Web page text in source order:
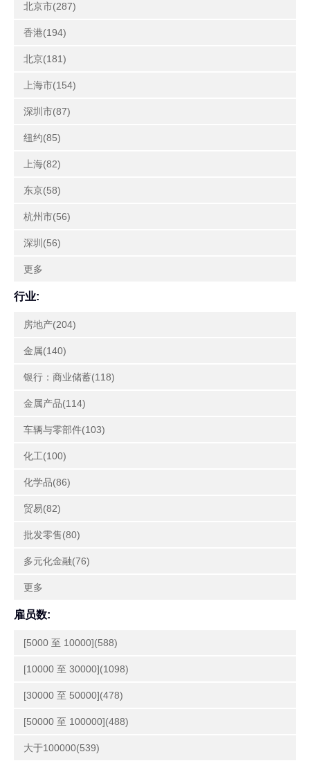
北京市(287)
香港(194)
北京(181)
上海市(154)
深圳市(87)
纽约(85)
上海(82)
东京(58)
杭州市(56)
深圳(56)
更多
行业:
房地产(204)
金属(140)
银行：商业储蓄(118)
金属产品(114)
车辆与零部件(103)
化工(100)
化学品(86)
贸易(82)
批发零售(80)
多元化金融(76)
更多
雇员数:
[5000 至 10000](588)
[10000 至 30000](1098)
[30000 至 50000](478)
[50000 至 100000](488)
大于100000(539)